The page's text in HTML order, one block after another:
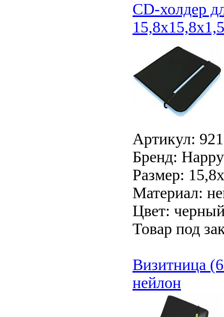
CD-холдер
Артикул:
Бренд:
Размер:
Материал:
Цвет:
Товар под
Визитница
нейлон